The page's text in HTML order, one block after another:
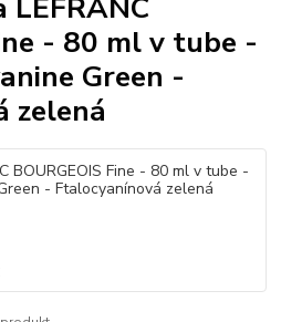
- 80 ml v tube -
Green -
zelená